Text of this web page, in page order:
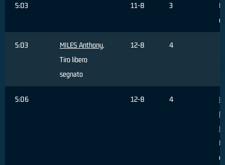
5:03 11-8 3
5:03 MILES Anthony,
Tiro libero
segnato
12-8 4
5:06 12-8 4